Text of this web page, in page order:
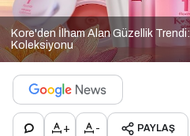
Kore'den İlham Alan Güzellik
Koleksiyonu
+ - PAYLAŞ